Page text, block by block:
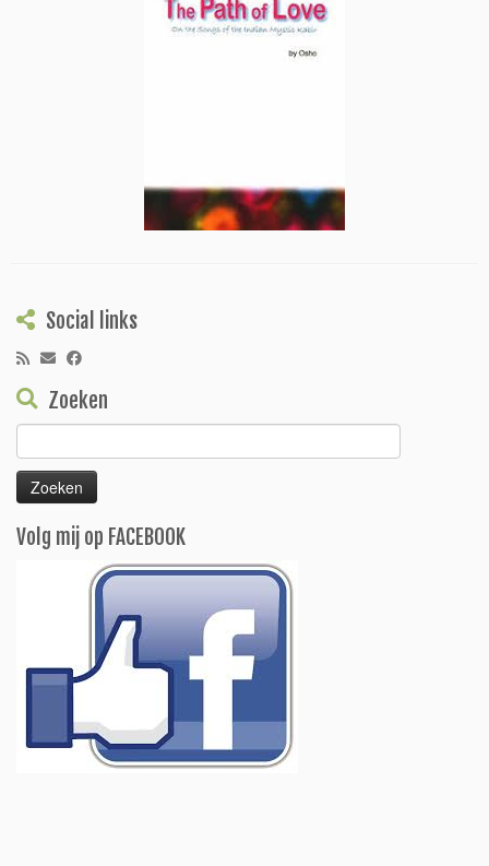
Social links
Zoeken
naar:
Volg mij op FACEBOOK